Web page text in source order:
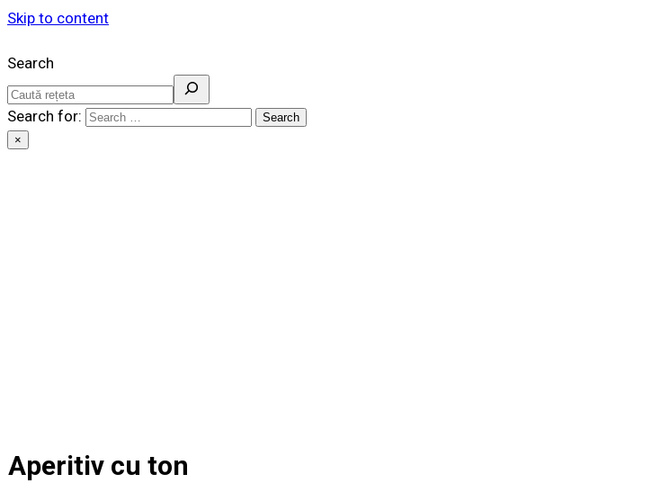
Skip to content
Idei de retete
Search
Search for:
×
Aperitiv cu ton